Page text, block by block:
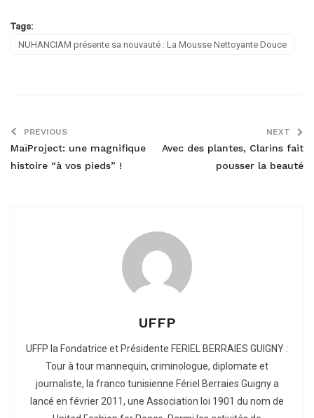
Tags:
NUHANCIAM présente sa nouvauté : La Mousse Nettoyante Douce
PREVIOUS
MaïProject: une magnifique
histoire “à vos pieds” !
NEXT
Avec des plantes, Clarins fait
pousser la beauté
UFFP
UFFP la Fondatrice et Présidente FERIEL BERRAIES GUIGNY :
Tour à tour mannequin, criminologue, diplomate et
journaliste, la franco tunisienne Fériel Berraies Guigny a
lancé en février 2011, une Association loi 1901 du nom de